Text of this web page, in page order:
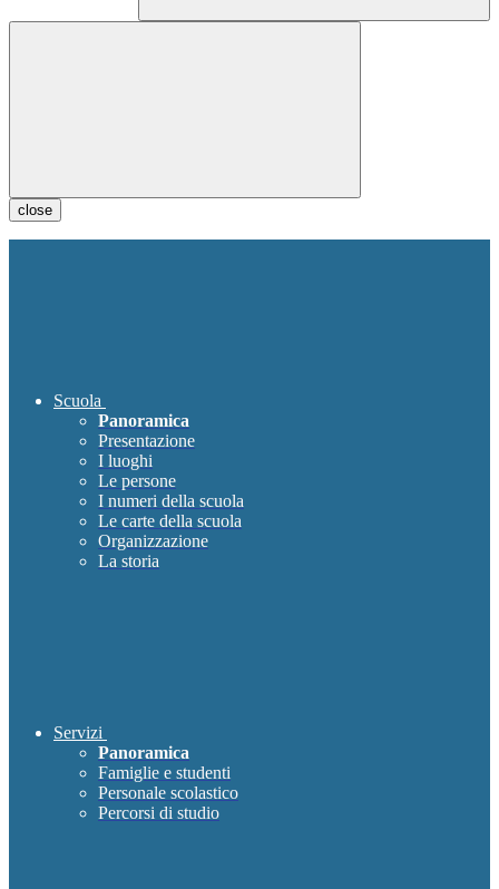
close
Scuola
Panoramica
Presentazione
I luoghi
Le persone
I numeri della scuola
Le carte della scuola
Organizzazione
La storia
Servizi
Panoramica
Famiglie e studenti
Personale scolastico
Percorsi di studio